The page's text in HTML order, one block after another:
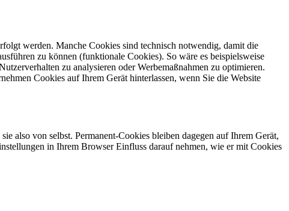
werden. Manche Cookies sind technisch notwendig, damit die
zu können (funktionale Cookies). So wäre es beispielsweise
zu analysieren oder Werbemaßnahmen zu optimieren.
Cookies auf Ihrem Gerät hinterlassen, wenn Sie die Website
also von selbst. Permanent-Cookies bleiben dagegen auf Ihrem Gerät,
in Ihrem Browser Einfluss darauf nehmen, wie er mit Cookies